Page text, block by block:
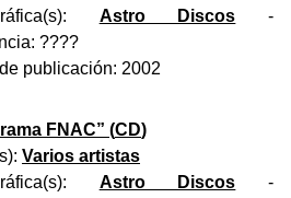
Astro Discos -
????
publicación: 2002
FNAC” (CD)
Varios artistas
Astro Discos -